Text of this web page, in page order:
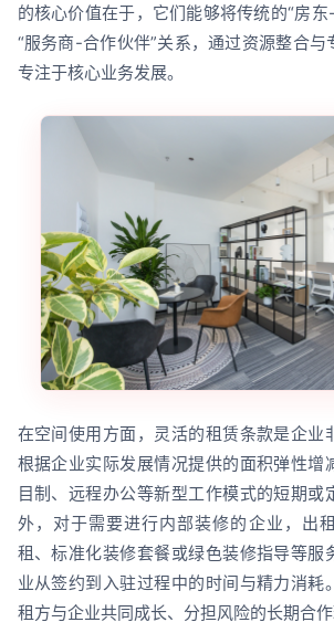
的核心价值在于，它们能够将传统的“房
“服务商-合作伙伴”关系，通过资源整合与
专注于核心业务发展。
在空间使用方面，灵活的租赁条款是企业
根据企业实际发展情况提供的面积弹性增
目制、远程办公等新型工作模式的短期或
外，对于需要进行内部装修的企业，出
租、标准化装修套餐或绿色装修指导等服
业从签约到入驻过程中的时间与精力消耗
租方与企业共同成长、分担风险的长期合作